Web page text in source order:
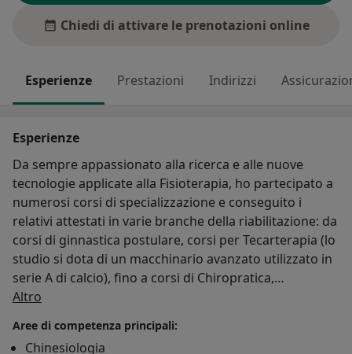
Chiedi di attivare le prenotazioni online
Esperienze Prestazioni Indirizzi
Esperienze
Da sempre appassionato alla ricerca e alle nuove
tecnologie applicate alla Fisioterapia, ho partecipato a
numerosi corsi di specializzazione e conseguito i
relativi attestati in varie branche della riabilitazione: da
corsi di ginnastica postulare, corsi per Tecarterapia (lo
studio si dota di un macchinario avanzato utilizzato in
serie A di calcio), fino a corsi di Chiropratica,
Manipolazioni Vertebrali e di progettazione e
di ultima generazione.
Altro
Aree di competenza principali:
Chinesiologia